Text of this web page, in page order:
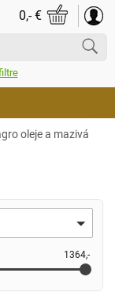
0,- €
oleje a mazivá
1364,-